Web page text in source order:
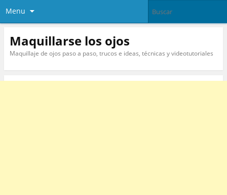
Menu
Maquillarse los ojos
Maquillaje de ojos paso a paso, trucos e ideas, técnicas y videotutoriales